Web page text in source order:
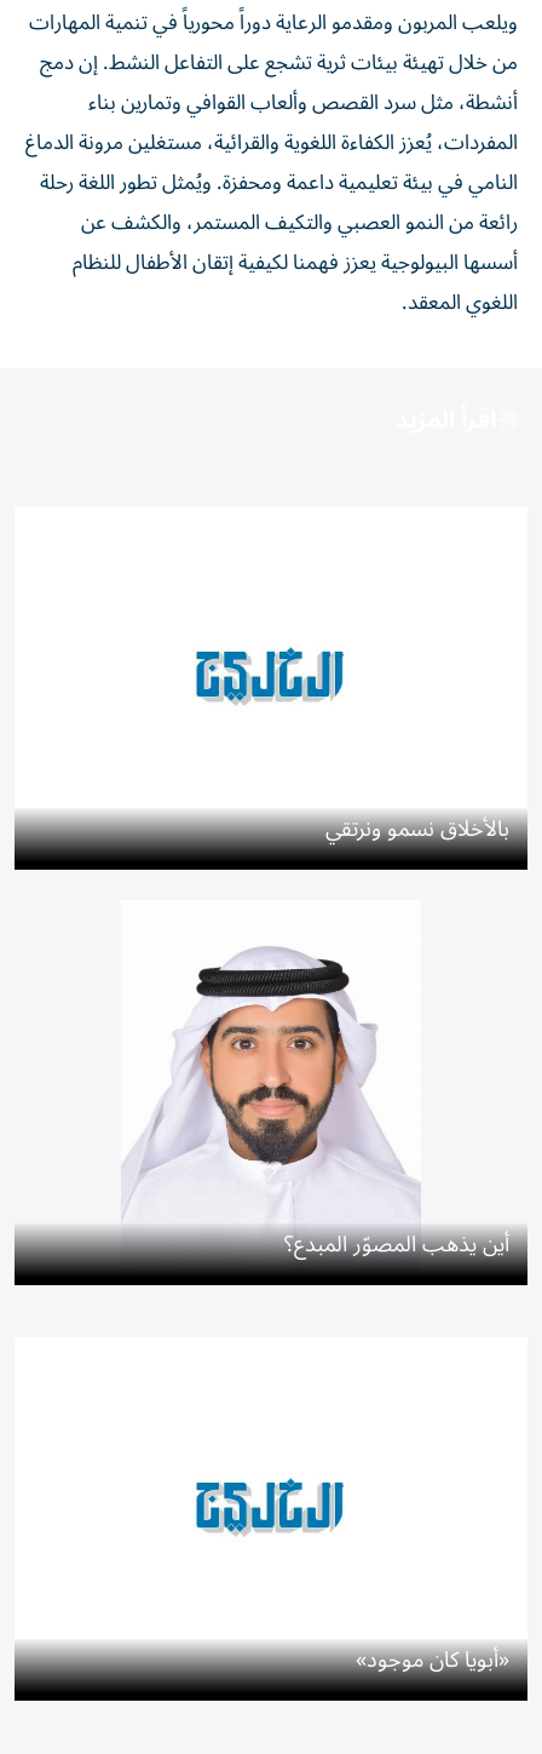
ويلعب المربون ومقدمو الرعاية دوراً محورياً في تنمية المهارات
من خلال تهيئة بيئات ثرية تشجع على التفاعل النشط. إن دمج
أنشطة، مثل سرد القصص وألعاب القوافي وتمارين بناء
المفردات، يُعزز الكفاءة اللغوية والقرائية، مستغلين مرونة الدماغ
النامي في بيئة تعليمية داعمة ومحفزة. ويُمثل تطور اللغة رحلة
رائعة من النمو العصبي والتكيف المستمر، والكشف عن
أسسها البيولوجية يعزز فهمنا لكيفية إتقان الأطفال للنظام
اللغوي المعقد.
بالأخلاق نسمو ونرتقي
أين يذهب المصوّر المبدع؟
«أبويا كان موجود»